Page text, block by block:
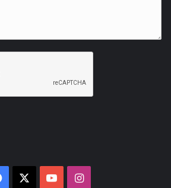
Facebook YouTubeInstagram